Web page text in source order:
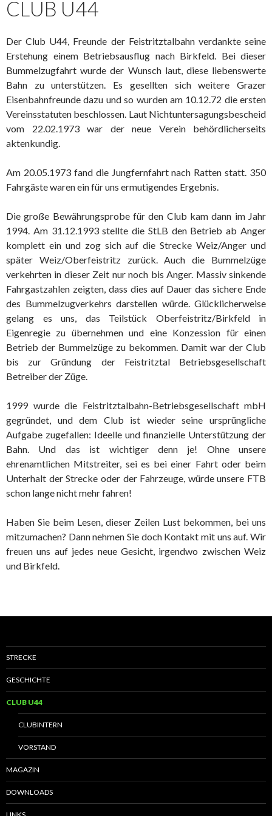
CLUB U44
Der Club U44, Freunde der Feistritztalbahn verdankte seine
Erstehung einem Betriebsausflug nach Birkfeld. Bei dieser
Bummelzugfahrt wurde der Wunsch laut, diese liebenswerte
Bahn zu unterstützen. Es gesellten sich weitere Grazer
Eisenbahnfreunde dazu und so wurden am 10.12.72 die ersten
Vereinsstatuten beschlossen. Laut Nichtuntersagungsbescheid
vom 22.02.1973 war der neue Verein behördlicherseits
aktenkundig.
Am 20.05.1973 fand die Jungfernfahrt nach Ratten statt. 350
Fahrgäste waren ein für uns ermutigendes Ergebnis.
Die große Bewährungsprobe für den Club kam dann im Jahr
1994. Am 31.12.1993 stellte die StLB den Betrieb ab Anger
komplett ein und zog sich auf die Strecke Weiz/Anger und
später Weiz/Oberfeistritz zurück. Auch die Bummelzüge
verkehrten in dieser Zeit nur noch bis Anger. Massiv sinkende
Fahrgastzahlen zeigten, dass dies auf Dauer das sichere Ende
des Bummelzugverkehrs darstellen würde. Glücklicherweise
gelang es uns, das Teilstück Oberfeistritz/Birkfeld in
Eigenregie zu übernehmen und eine Konzession für einen
Betrieb der Bummelzüge zu bekommen. Damit war der Club
bis zur Gründung der Feistritztal Betriebsgesellschaft
Betreiber der Züge.
1999 wurde die Feistritztalbahn-Betriebsgesellschaft mbH
gegründet, und dem Club ist wieder seine ursprüngliche
Aufgabe zugefallen: Ideelle und finanzielle Unterstützung der
Bahn. Und das ist wichtiger denn je! Ohne unsere
ehrenamtlichen Mitstreiter, sei es bei einer Fahrt oder beim
Unterhalt der Strecke oder der Fahrzeuge, würde unsere FTB
schon lange nicht mehr fahren!
Haben Sie beim Lesen, dieser Zeilen Lust bekommen, bei uns
mitzumachen? Dann nehmen Sie doch Kontakt mit uns auf. Wir
freuen uns auf jedes neue Gesicht, irgendwo zwischen Weiz
und Birkfeld.
STRECKE
GESCHICHTE
CLUB U44
CLUBINTERN
VORSTAND
MAGAZIN
DOWNLOADS